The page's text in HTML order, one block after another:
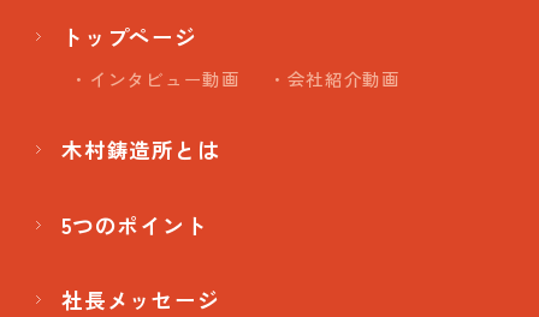
トップページ
・インタビュー動画 ・会社紹介動画
木村鋳造所とは
5つのポイント
社長メッセージ